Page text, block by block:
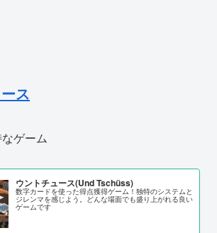
ス
ゲーム
ウントチュース(Und Tschüss)
数字カードを使った得点獲得ゲーム！独特のシステムと
ジレンマを感じよう。どんな場面でも盛り上がれる良い
ゲームです